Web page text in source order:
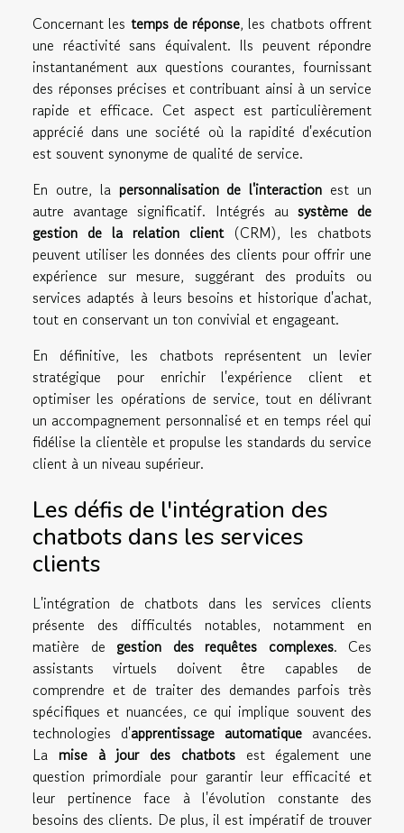
Concernant les temps de réponse, les chatbots offrent
une réactivité sans équivalent. Ils peuvent répondre
instantanément aux questions courantes, fournissant
des réponses précises et contribuant ainsi à un service
rapide et efficace. Cet aspect est particulièrement
apprécié dans une société où la rapidité d'exécution
est souvent synonyme de qualité de service.
En outre, la personnalisation de l'interaction est un
autre avantage significatif. Intégrés au système de
gestion de la relation client(CRM), les chatbots
peuvent utiliser les données des clients pour offrir une
expérience sur mesure, suggérant des produits ou
services adaptés à leurs besoins et historique d'achat,
tout en conservant un ton convivial et engageant.
En définitive, les chatbots représentent un levier
stratégique pour enrichir l'expérience client et
optimiser les opérations de service, tout en délivrant
un accompagnement personnalisé et en temps réel qui
fidélise la clientèle et propulse les standards du service
client à un niveau supérieur.
Les défis de l'intégration des
chatbots dans les services
clients
L'intégration de chatbots dans les services clients
présente des difficultés notables, notamment en
matière de gestion des requêtes complexes. Ces
assistants virtuels doivent être capables de
comprendre et de traiter des demandes parfois très
spécifiques et nuancées, ce qui implique souvent des
technologies d'apprentissage automatique avancées.
La mise à jour des chatbotsest également une
question primordiale pour garantir leur efficacité et
leur pertinence face à l'évolution constante des
besoins des clients. De plus, il est impératif de trouver